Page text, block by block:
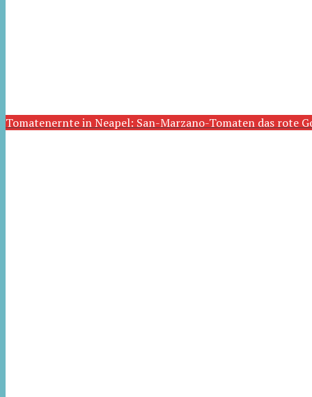
Tomatenernte in Neapel: San-Marzano-Tomaten das rote